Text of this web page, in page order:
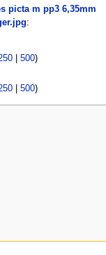
picta m pp3 6,35mm
:
| 500)
| 500)